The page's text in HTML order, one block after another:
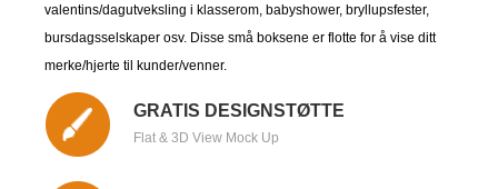
valentins/dagutveksling i klasserom, babyshower, bryllupsfester,
bursdagsselskaper osv. Disse små boksene er flotte for å vise ditt
merke/hjerte til kunder/venner.
GRATIS DESIGNSTØTTE
Flat & 3D View Mock Up